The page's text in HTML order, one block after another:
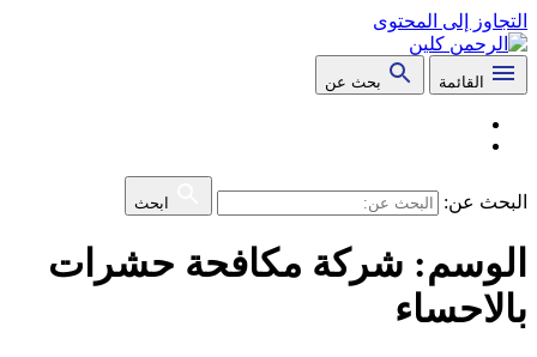
التجاوز إلى المحتوى
القائمة بحث عن
البحث عن: ابحث
الوسم: شركة مكافحة حشرات
بالاحساء